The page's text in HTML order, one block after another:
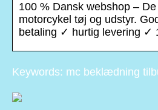
100 % Dansk webshop –
motorcykel tøj og udstyr.
betaling ✓ hurtig levering ✓
Keywords: mc beklædning